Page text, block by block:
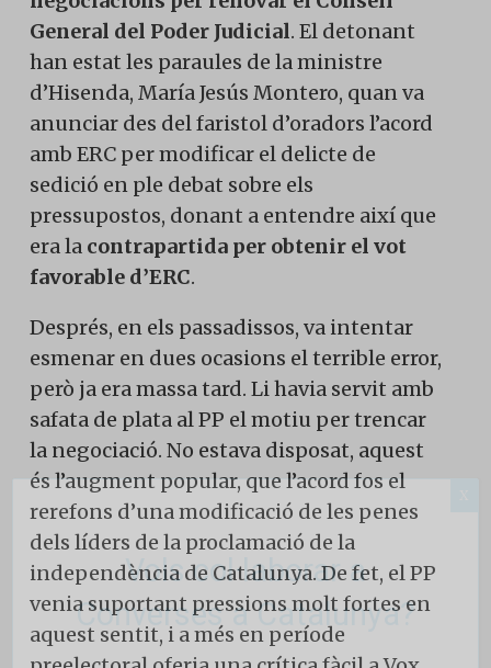
General del Poder Judicial. El detonant
han estat les paraules de la ministre
d’Hisenda, María Jesús Montero, quan va
anunciar des del faristol d’oradors l’acord
amb ERC per modificar el delicte de
sedició en ple debat sobre els
pressupostos, donant a entendre així que
era la contrapartida per obtenir el vot
favorable d’ERC.
Després, en els passadissos, va intentar
esmenar en dues ocasions el terrible error,
però ja era massa tard. Li havia servit amb
safata de plata al PP el motiu per trencar
la negociació. No estava disposat, aquest
és l’augment popular, que l’acord fos el
rerefons d’una modificació de les penes
dels líders de la proclamació de la
independència de Catalunya. De fet, el PP
venia suportant pressions molt fortes en
aquest sentit, i a més en període
Vols col·laborar a
Converses a Catalunya?